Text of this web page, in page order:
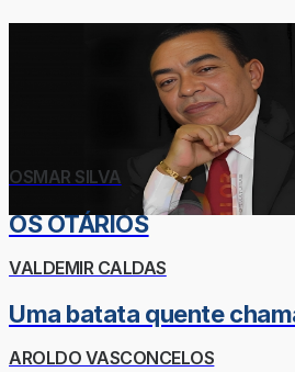
OSMAR SILVA
OS OTÁRIOS
VALDEMIR CALDAS
Uma batata quente
AROLDO VASCONCELOS